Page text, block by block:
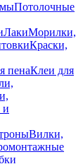
Потолочные
ЛакиМорилки,
Краски,
пенаКлеи для
и
Вилки,